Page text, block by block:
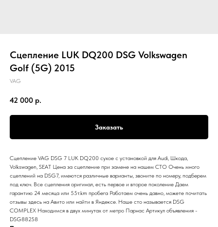
Сцепление LUK DQ200 DSG Volkswagen
Golf (5G) 2015
VAG
42 000 р.
Заказать
Сцепление VAG DSG 7 LUK DQ200 сухое с установкой для Audi, Шкода,
Volkswagen, SEAT Цена за сцепление при замене на нашем СТО Очень много
сцеплений на DSG7, имеются различные варианты, звоните по номеру, подберем
под ключ. Все сцепления оригинал, есть первое и второе поколение Даем
гарантию 24 месяца или 55т.km пробега Работаем очень давно, можете почитать
отзывы здесь на Авито или найти в Яндексе. Наше сто называется DSG
COMPLEX Находимся в двух минутах от метро Парнас Артикул объявления -
DSG88258